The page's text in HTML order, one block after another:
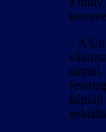
– A
tartani,
képfájl